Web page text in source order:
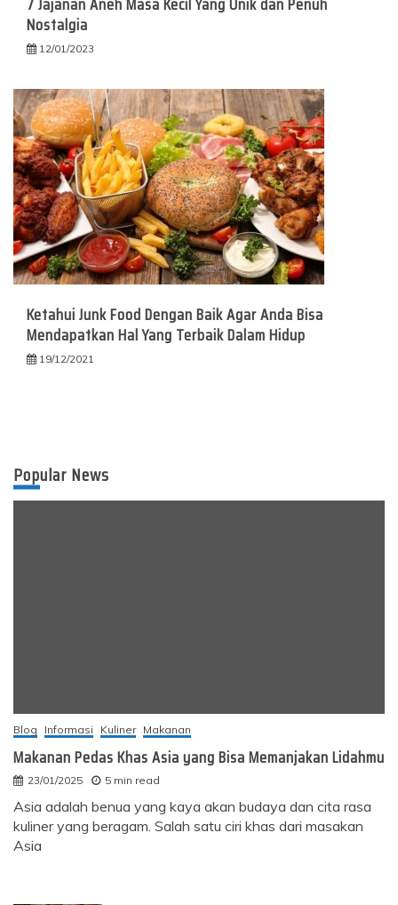
Nostalgia
12/01/2023
Ketahui Junk Food Dengan Baik Agar Anda Bisa
Mendapatkan Hal Yang Terbaik Dalam Hidup
19/12/2021
Popular News
Blog Informasi Kuliner Makanan
Makanan Pedas Khas Asia yang Bisa Memanjakan Lidahmu
23/01/2025 5 min read
Asia adalah benua yang kaya akan budaya dan cita rasa
kuliner yang beragam. Salah satu ciri khas dari masakan
Asia